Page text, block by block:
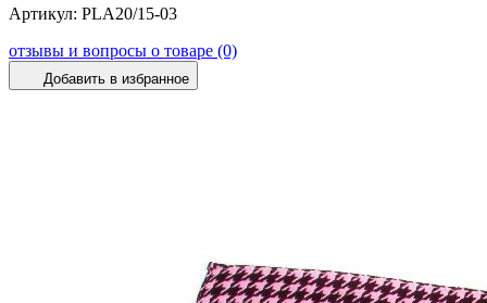
Артикул: PLA20/15-03
отзывы и вопросы о товаре (0)
Добавить в избранное